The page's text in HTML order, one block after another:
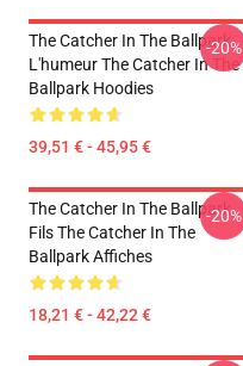
The Catcher In The Ballpark
L'humeur The Catcher In The
Ballpark Hoodies
39,51 € - 45,95 €
-20%
The Catcher In The Ballpark
Fils The Catcher In The
Ballpark Affiches
18,21 € - 42,22 €
-20%